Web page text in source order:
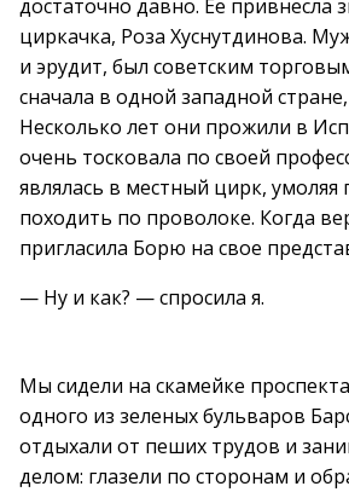
достаточно давно. Ее привнесла
циркачка, Роза Хуснутдинова.
и эрудит, был советским
сначала в одной западной
Несколько лет они прожили в
очень тосковала по своей
являлась в местный цирк, умоляя
походить по проволоке. Когда
пригласила Борю на свое
— Ну и как? — спросила я.
Мы сидели на скамейке
одного из зеленых бульваров
отдыхали от пеших трудов и
делом: глазели по сторонам и